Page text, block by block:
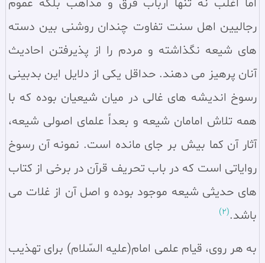
اما اغلب نه تنها ارباب فرق و مذاهب بلکه عموم
رجالیین اهل سنت تفاوت چندان روشنی بین دسته‌
های شیعه نگذاشته و مردم را از پذیرفتن احادیث
آنان پرهیز می‌ دهند. حداقل یکی از دلایل این بدبینی
رسوخ اندیشه‌ های غالی در میان شیعیان بوده که با
همه تلاش امامان شیعه و بعداً علمای اصولی شیعه،
آثار آن کما بیش بر جای مانده است. نمونه آن رسوخ
روایاتی است که در باب تحریف قرآن در برخی از کتاب‌
های حدیثی شیعه موجود بوده و اصل آن از غلات می‌
باشد.(2)
به هر روی، قیام علمی امام(علیه السّلام) برای تهذیب